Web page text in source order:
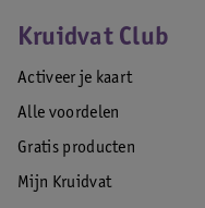
Kruidvat Club
Activeer je kaart
Alle voordelen
Gratis producten
Mijn Kruidvat